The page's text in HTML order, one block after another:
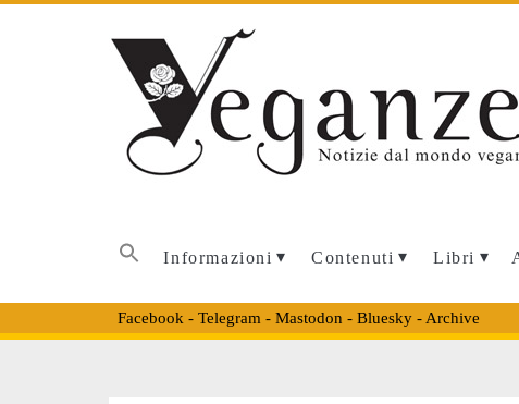
Informazioni Contenuti Libri
Facebook - Telegram - Mastodon - Bluesky- Archive